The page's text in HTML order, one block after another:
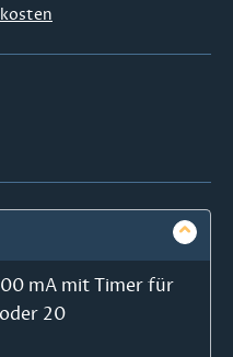
mA mit Timer für
20